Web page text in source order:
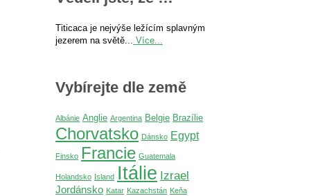
Titicaca je nejvýše ležícím splavným
jezerem na světě... Více...
Vybírejte dle země
Albánie Anglie Argentina Belgie Brazílie
Chorvatsko Dánsko Egypt
Finsko Francie Guatemala
Holandsko Island Itálie Izrael
Jordánsko Katar Kazachstán Keňa